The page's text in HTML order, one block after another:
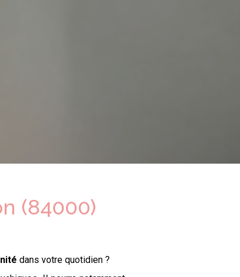
(84000)
dans votre quotidien ?